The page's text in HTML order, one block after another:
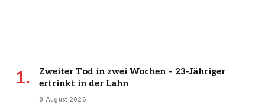
Zweiter Tod in zwei Wochen – 23-Jähriger
ertrinkt in der Lahn
8 August 2026